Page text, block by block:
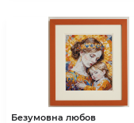
Безумовна любов